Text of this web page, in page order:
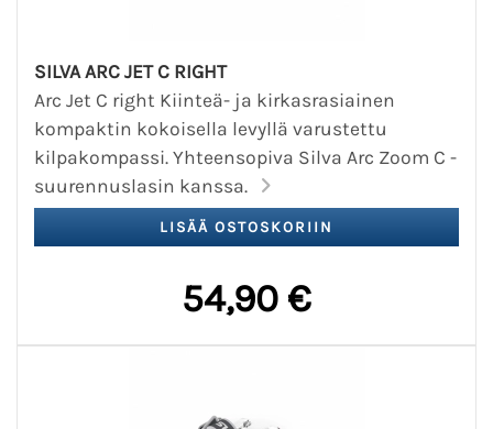
SILVA ARC JET C RIGHT
Arc Jet C right Kiinteä- ja kirkasrasiainen
kompaktin kokoisella levyllä varustettu
kilpakompassi. Yhteensopiva Silva Arc Zoom C -
suurennuslasin kanssa.
54,90 €